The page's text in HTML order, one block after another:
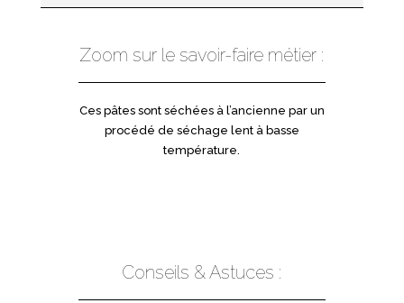
Zoom sur le savoir-faire métier :
Ces pâtes sont séchées à l’ancienne par un
procédé de séchage lent à basse
température.
Conseils & Astuces :